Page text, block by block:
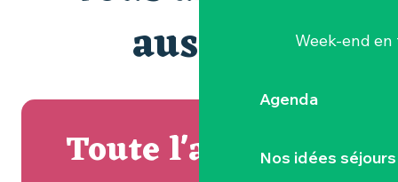
Week-end
Agenda
Nos idées séjours
aussi...
Toute l'actualité